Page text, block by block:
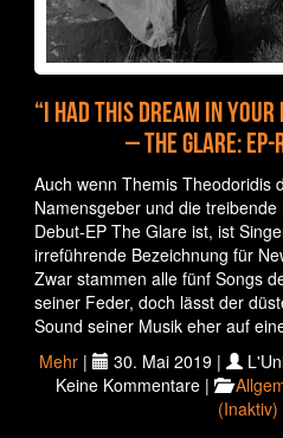
“I had this dream in your
– The Glare:
Auch wenn Themis Theodoridis
Namensgeber und die
Debut-EP The Glare ist, ist
irreführende Bezeichnung für
Zwar stammen alle fünf Songs
seiner Feder, doch lässt der
Sound seiner Musik eher auf
Mehr | 30. Mai 2019 |
Keine Kommentare |
(Inaktiv)